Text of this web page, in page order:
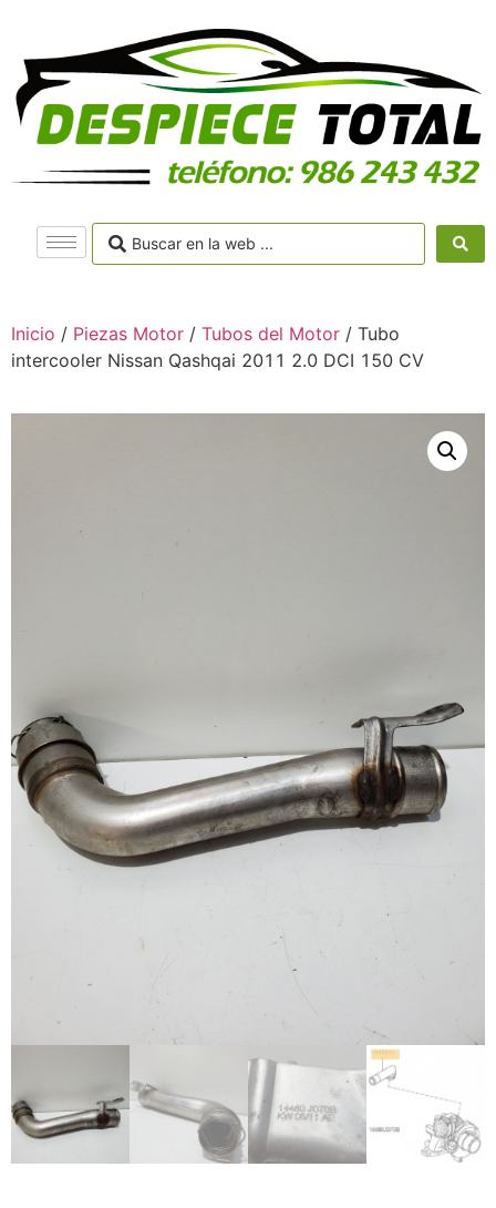
Inicio / Piezas Motor / Tubos del Motor / Tubo
intercooler Nissan Qashqai 2011 2.0 DCI 150 CV